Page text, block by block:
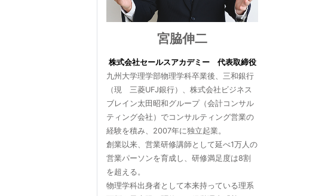
宮脇伸二
株式会社セールスアカデミー 代表取締役
九州大学理学部物理学科卒業後、三和銀行
（現 三菱UFJ銀行）、株式会社ビジネス
ブレイン太田昭和グループ（会計コンサル
ティング会社）でコンサルティング営業の
経験を積み、2007年に独立起業。
創業以来、営業研修講師として延べ1万人の
営業パーソンを育成し、研修満足度は8割
を超える。
物理学科出身者として本来持っている理系